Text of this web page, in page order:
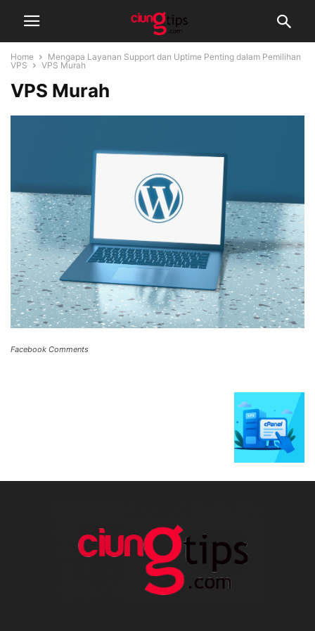
Home
Mengapa Layanan Support dan Uptime Penting dalam Pemilihan
VPS
VPS Murah
VPS Murah
Facebook Comments